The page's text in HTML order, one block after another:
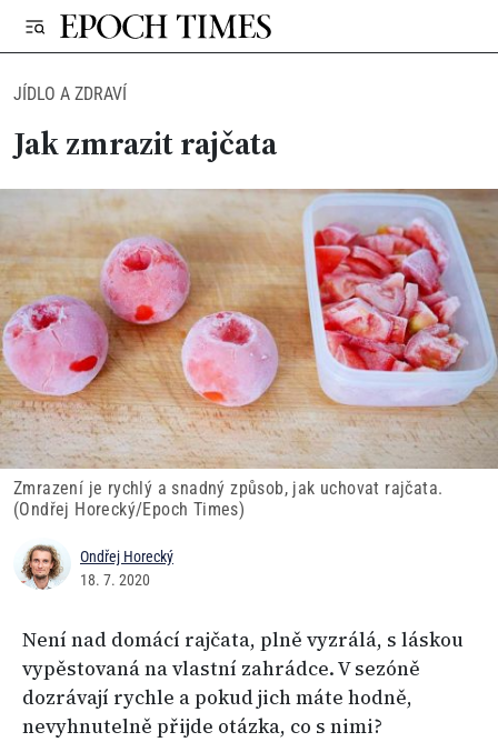
JÍDLO A ZDRAVÍ
Jak zmrazit rajčata
Zmrazení je rychlý a snadný způsob, jak uchovat rajčata.
(Ondřej Horecký/Epoch Times)
Ondřej Horecký
18. 7. 2020
Není nad domácí rajčata, plně vyzrálá, s láskou
vypěstovaná na vlastní zahrádce. V sezóně
dozrávají rychle a pokud jich máte hodně,
nevyhnutelně přijde otázka, co s nimi?